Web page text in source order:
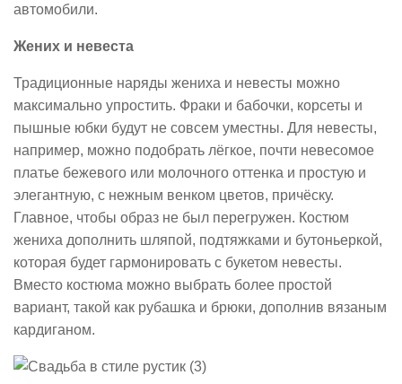
автомобили.
Жених и невеста
Традиционные наряды жениха и невесты можно
максимально упростить. Фраки и бабочки, корсеты и
пышные юбки будут не совсем уместны. Для невесты,
например, можно подобрать лёгкое, почти невесомое
платье бежевого или молочного оттенка и простую и
элегантную, с нежным венком цветов, причёску.
Главное, чтобы образ не был перегружен. Костюм
жениха дополнить шляпой, подтяжками и бутоньеркой,
которая будет гармонировать с букетом невесты.
Вместо костюма можно выбрать более простой
вариант, такой как рубашка и брюки, дополнив вязаным
кардиганом.